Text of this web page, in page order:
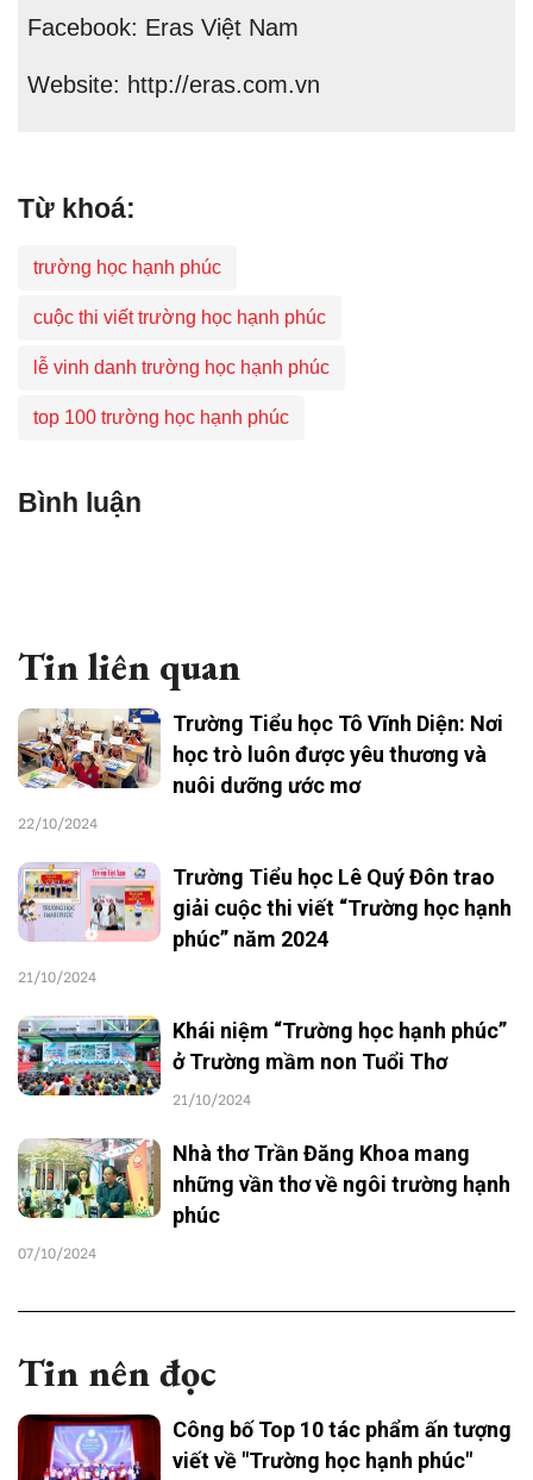
Facebook: Eras Việt Nam
Website: http://eras.com.vn
Từ khoá:
trường học hạnh phúc
cuộc thi viết trường học hạnh phúc
lễ vinh danh trường học hạnh phúc
top 100 trường học hạnh phúc
Bình luận
Tin liên quan
Trường Tiểu học Tô Vĩnh Diện: Nơi
học trò luôn được yêu thương và
nuôi dưỡng ước mơ
22/10/2024
Trường Tiểu học Lê Quý Đôn trao
giải cuộc thi viết “Trường học hạnh
phúc” năm 2024
21/10/2024
Khái niệm “Trường học hạnh phúc”
ở Trường mầm non Tuổi Thơ
21/10/2024
Nhà thơ Trần Đăng Khoa mang
những vần thơ về ngôi trường hạnh
phúc
07/10/2024
Tin nên đọc
Công bố Top 10 tác phẩm ấn tượng
viết về "Trường học hạnh phúc"